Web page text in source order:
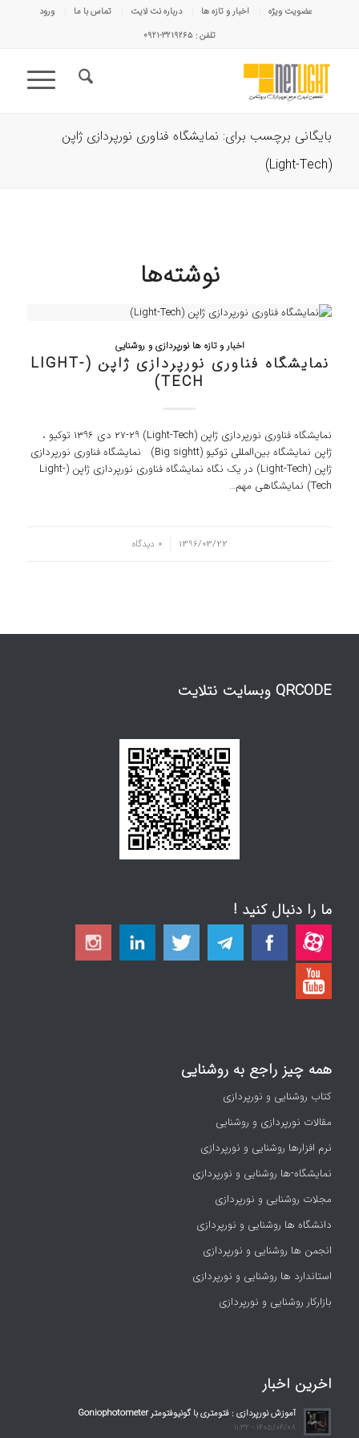
عضویت ویژه اخبار و تازه ها درباره نت لایت تماس با ما
ورود
تلفن : ۳۲۱۹۲۶۵-۰۹۲۱
بایگانی برچسب برای: نمایشگاه فناوری نورپردازی ژاپن
(Light-Tech)
نوشته‌ها
اخبار و تازه ها نورپردازی و روشنایی
نمایشگاه فناوری نورپردازی ژاپن (LIGHT-
TECH)
نمایشگاه فناوری نورپردازی ژاپن (Light-Tech) ۲۷-۲۹ دی ۱۳۹۶ توکیو ،
ژاپن نمایشگاه بین‌المللی توکیو (Big sightt) نمایشگاه فناوری نورپردازی
ژاپن (Light-Tech) در یک نگاه نمایشگاه فناوری نورپردازی ژاپن (Light-
Tech) نمایشگاهی مهم…
1396/03/22
/ 0 دیدگاه
QRCODE وبسایت نتلایت
ما را دنبال کنید !
همه چیز راجع به روشنایی
کتاب روشنایی و نورپردازی
مقالات نورپردازی و روشنایی
نرم افزارها روشنایی و نورپردازی
نمایشگاه-ها روشنایی و نورپردازی
مجلات روشنایی و نورپردازی
دانشگاه ها روشنایی و نورپردازی
انجمن ها روشنایی و نورپردازی
استاندارد ها روشنایی و نورپردازی
بازارکار روشنایی و نورپردازی
اخرین اخبار
آموزش نورپردازی : فتومتری با گونیوفتومتر Goniophotometer
1405/04/08 - 11:32